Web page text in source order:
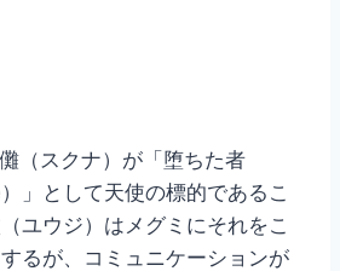
（スクナ）が「堕ちた者
」として天使の標的であるこ
ユウジ）はメグミにそれをこ
るが、コミュニケーションが